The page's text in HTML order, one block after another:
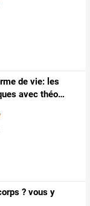
de vie: les
avec théo…
? vous y